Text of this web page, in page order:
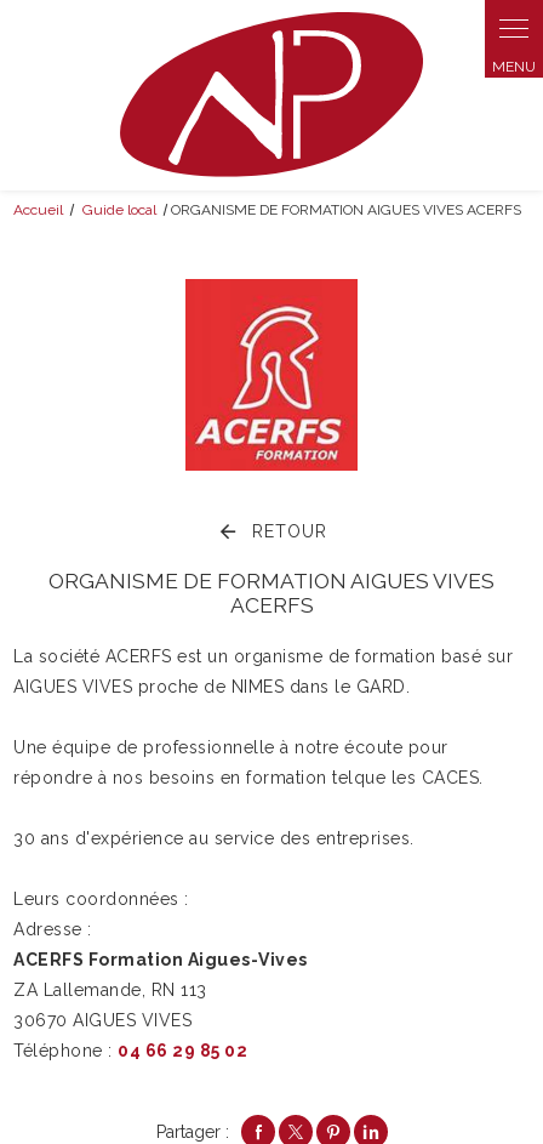
Accueil Guide local ORGANISME DE FORMATION AIGUES VIVES ACERFS
RETOUR
ORGANISME DE FORMATION AIGUES VIVES
ACERFS
La société ACERFS est un organisme de formation basé sur
AIGUES VIVES proche de NIMES dans le GARD.
Une équipe de professionnelle à notre écoute pour
répondre à nos besoins en formation telque les CACES.
30 ans d'expérience au service des entreprises.
Leurs coordonnées :
Adresse :
ACERFS Formation Aigues-Vives
ZA Lallemande, RN 113
30670 AIGUES VIVES
Téléphone : 04 66 29 85 02
Partager :